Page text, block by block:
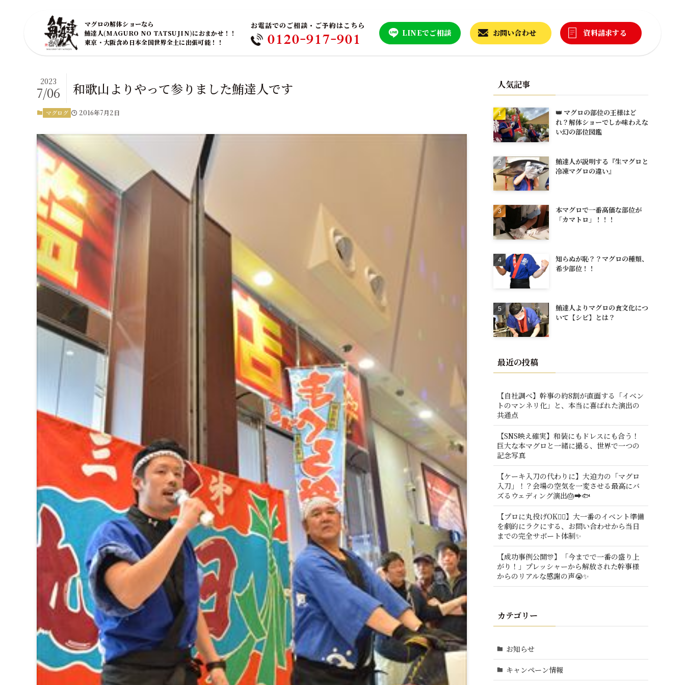
マグロの解体ショーなら
鮪達人(MAGURO NO TATSUJIN)におまかせ！！
東京・大阪含め日本全国世界全土に出張可能！！
お電話でのご相談・ご予約はこちら
0120-917-901 LINEでご相談 お問い合わせ 資料請求する
和歌山よりやって参りました鮪達人です
2023
7/06
マグログ 2016年7月2日
人気記事
👑 マグロの部位の王様はど
れ？解体ショーでしか味わえな
い幻の部位図鑑
鮪達人が説明する『生マグロと
冷凍マグロの違い』
本マグロで一番高価な部位が
「カマトロ」！！！
知らぬが恥？？マグロの種類、
希少部位！！
鮪達人よりマグロの食文化につ
いて【シビ】とは？
最近の投稿
【自社調べ】幹事の約8割が直面する「イベン
トのマンネリ化」と、本当に喜ばれた演出の
共通点
【SNS映え確実】和装にもドレスにも合う！
巨大な本マグロと一緒に撮る、世界で一つの
記念写真
【ケーキ入刀の代わりに】大迫力の「マグロ
入刀」！？会場の空気を一変させる最高にバ
ズるウェディング演出🎂➡️🐟
【プロに丸投げOK🙆‍♂️】大一番のイベント準備
を劇的にラクにする、お問い合わせから当日
までの完全サポート体制✨
【成功事例公開🎊】「今までで一番の盛り上
がり！」プレッシャーから解放された幹事様
からのリアルな感謝の声😭✨
カテゴリー
お知らせ
キャンペーン情報